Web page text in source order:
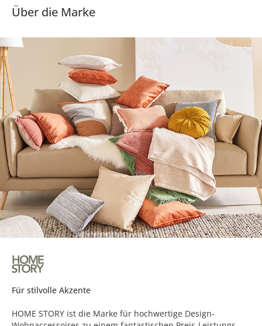
Über die Marke
Für stilvolle Akzente
HOME STORY ist die Marke für hochwertige Design-